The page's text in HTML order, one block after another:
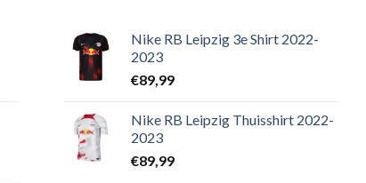
Nike RB Leipzig 3e Shirt 2022-
2023
€89,99
Nike RB Leipzig Thuisshirt 2022-
2023
€89,99